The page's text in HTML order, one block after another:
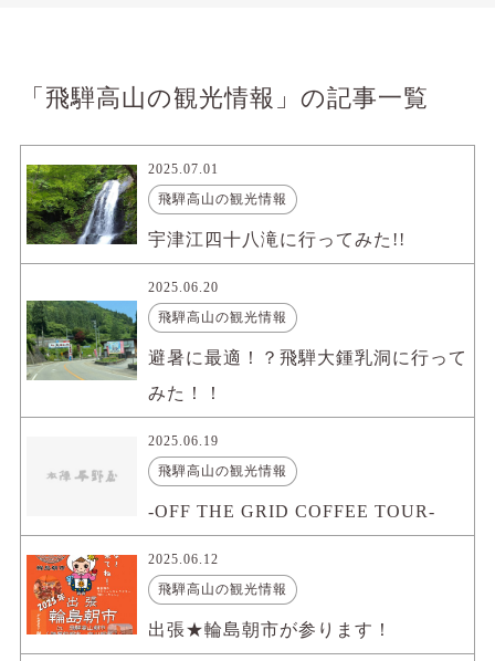
「飛騨高山の観光情報」の記事一覧
2025.07.01
飛騨高山の観光情報
宇津江四十八滝に行ってみた!!
2025.06.20
飛騨高山の観光情報
避暑に最適！？飛騨大鍾乳洞に行って
みた！！
2025.06.19
飛騨高山の観光情報
-OFF THE GRID COFFEE TOUR-
2025.06.12
飛騨高山の観光情報
出張★輪島朝市が参ります！